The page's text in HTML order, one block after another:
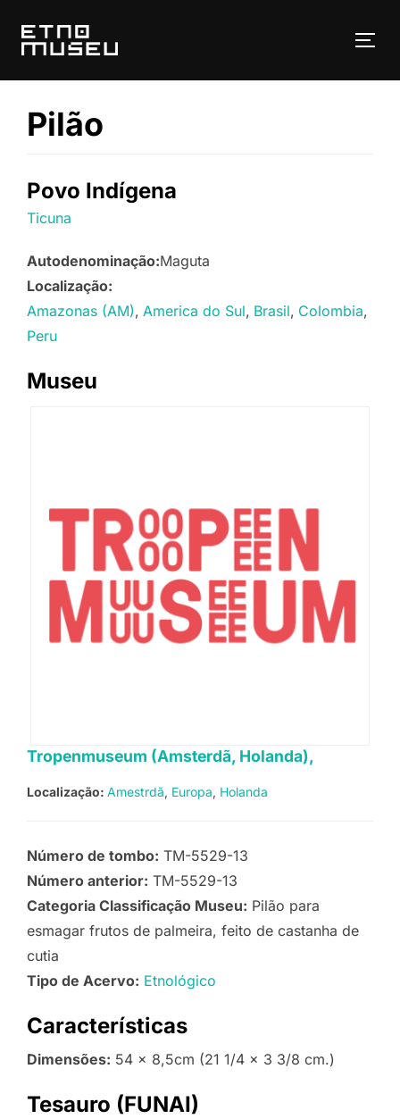
para
Pilão
Povo Indígena
Ticuna
Autodenominação:Maguta
Localização:
Amazonas (AM) America do Sul Brasil Colombia
Peru
Museu
Tropenmuseum (Amsterdã, Holanda),
Localização: Amestrdã Europa Holanda
Número de tombo: TM-5529-13
Número anterior: TM-5529-13
Categoria Classificação Museu: Pilão para
esmagar frutos de palmeira, feito de castanha de
cutia
Tipo de Acervo: Etnológico
Características
Dimensões: 54 x 8,5cm (21 1/4 x 3 3/8 cm.)
Tesauro (FUNAI)